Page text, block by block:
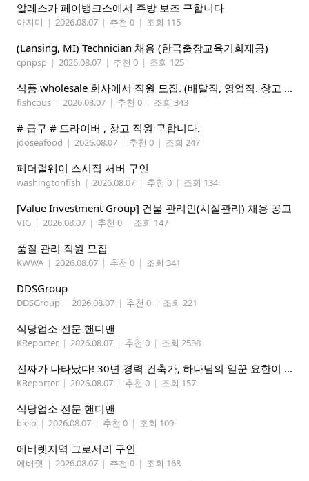
알레스카 페어뱅크스에서 주방 보조 구합니다
아지미 | 2026.08.07 | 추천 0 | 조회 115
(Lansing, MI) Technician 채용 (한국출장교육기회제공)
cpnpsp | 2026.08.07 | 추천 0 | 조회 125
식품 wholesale 회사에서 직원 모집. (배달직, 영업직. 창고 관리직)
fishcous | 2026.08.07 | 추천 0 | 조회 343
# 급구 # 드라이버 , 창고 직원 구합니다.
jdoseafood | 2026.08.07 | 추천 0 | 조회 247
페더럴웨이 스시집 서버 구인
washingtonfish | 2026.08.07 | 추천 0 | 조회 134
[Value Investment Group] 건물 관리인(시설관리) 채용 공고
VIG | 2026.08.07 | 추천 0 | 조회 147
품질 관리 직원 모집
KWWA | 2026.08.07 | 추천 0 | 조회 341
DDSGroup
DDSGroup | 2026.08.07 | 추천 0 | 조회 221
식당업소 전문 핸디맨
KReporter | 2026.08.07 | 추천 0 | 조회 2538
진짜가 나타났다! 30년 경력 건축가, 하나님의 일꾼 요한이 책임 시공합니다.
KReporter | 2026.08.07 | 추천 0 | 조회 157
식당업소 전문 핸디맨
biejo | 2026.08.07 | 추천 0 | 조회 109
에버렛지역 그로서리 구인
에버렛 | 2026.08.07 | 추천 0 | 조회 168